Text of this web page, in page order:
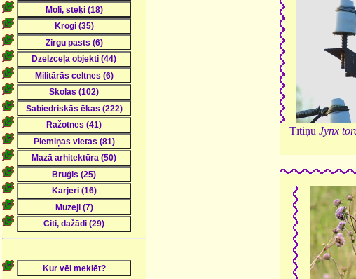
Tītiņu Jynx